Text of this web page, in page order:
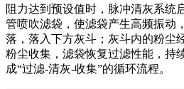
阻力达到预设值时，脉冲清灰系统
管喷吹滤袋，使滤袋产生高频振动
落，落入下方灰斗；灰斗内的粉尘
粉尘收集，滤袋恢复过滤性能，持
成“过滤-清灰-收集”的循环流程。